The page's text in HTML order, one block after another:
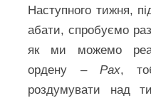
Наступного тижня,
абати, спробуємо
як ми можемо
ордену – Pax,
роздумувати над